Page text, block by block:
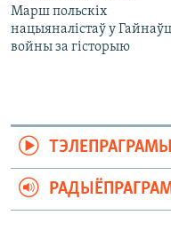
Марш польскіх
нацыяналістаў у
войны за гісторыю
ТЭЛЕПРАГРАМЫ